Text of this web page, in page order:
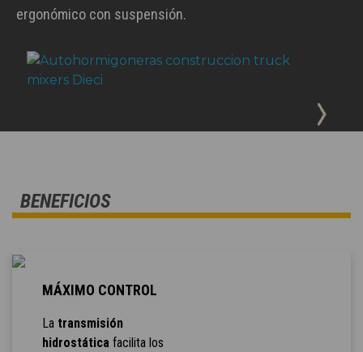
ergonómico con suspensión.
BENEFICIOS
MÁXIMO CONTROL
La transmisión
hidrostática facilita los